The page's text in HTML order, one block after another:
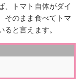
、トマト自体がダイ
そのまま食べてトマ
ると言えます。